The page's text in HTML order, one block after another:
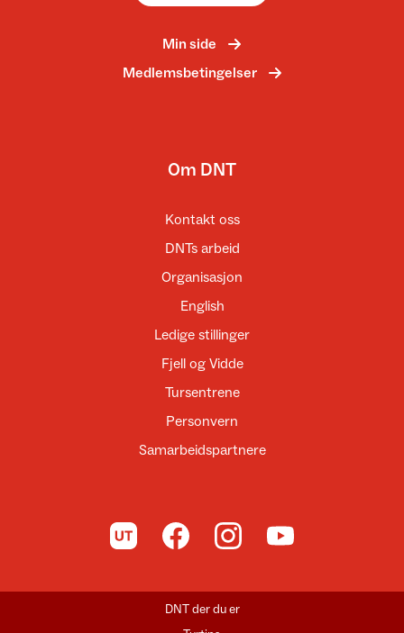
Min side
Medlemsbetingelser
Om DNT
Kontakt oss
DNTs arbeid
Organisasjon
English
Ledige stillinger
Fjell og Vidde
Tursentrene
Personvern
Samarbeidspartnere
Til UT.no Til DNT på Facebook
Til DNT på Instagram
Til DNT på YouTube
DNT der du er